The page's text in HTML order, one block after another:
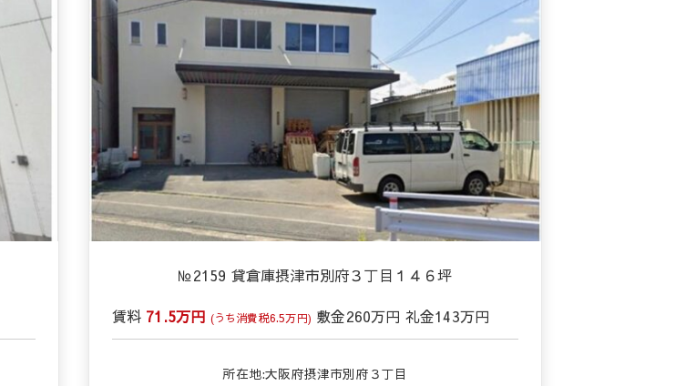
№2159 貸倉庫摂津市別府３丁目１４６坪
賃料 71.5万円 (うち消費税6.5万円) 敷金260万円 礼金143万円
所在地:大阪府摂津市別府３丁目